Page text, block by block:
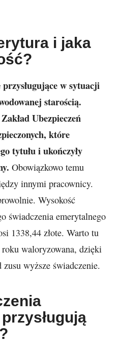
i jaka
w sytuacji
starością.
Ubezpieczeń
które
tytułu i ukończyły
Obowiązkowo temu
innymi pracownicy.
Wysokość
świadczenia emerytalnego
1338,44 złote. Warto tu
waloryzowana, dzięki
wyższe świadczenie.